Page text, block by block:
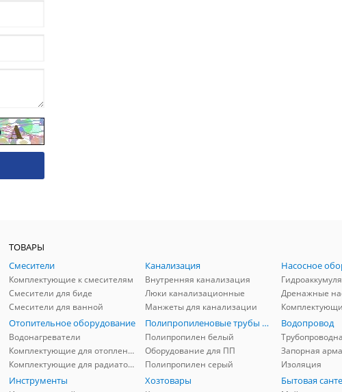
ТОВАРЫ
Смесители
Комплектующие к смесителям
Смесители для биде
Смесители для ванной
Канализация
Внутренняя канализация
Люки канализационные
Манжеты для канализации
Насосное
Дренажные
Отопительное оборудование
Водонагреватели
Комплектующие для отопления
Комплектующие для радиаторов
Полипропиленовые трубы и фитинги
Полипропилен белый
Оборудование для ПП
Полипропилен серый
Водопровод
Запорная
Изоляция
Инструменты Хозтовары Бытовая